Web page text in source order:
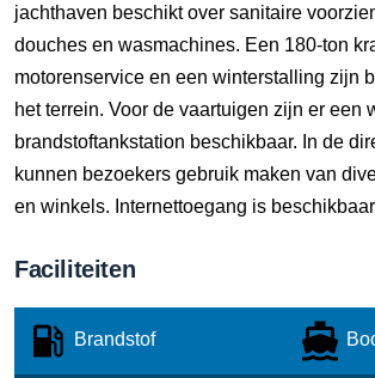
jachthaven beschikt over sanitaire
douches en wasmachines. Een 180-ton
motorenservice en een winterstalling zijn
het terrein. Voor de vaartuigen zijn er een
brandstoftankstation beschikbaar. In de
kunnen bezoekers gebruik maken van
en winkels. Internettoegang is
Faciliteiten
Brandstof